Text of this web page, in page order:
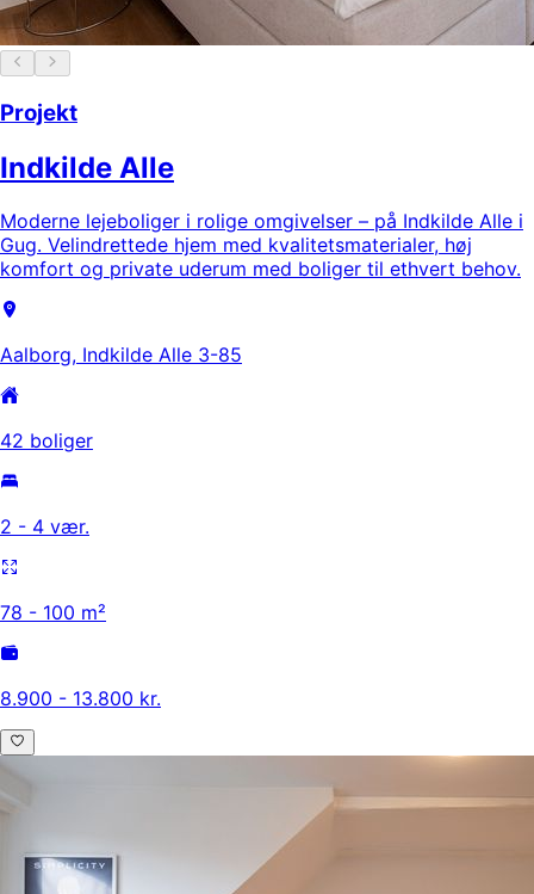
Projekt
Indkilde Alle
Moderne lejeboliger i rolige omgivelser – på Indkilde Alle i
Gug. Velindrettede hjem med kvalitetsmaterialer, høj
komfort og private uderum med boliger til ethvert behov.
Aalborg, Indkilde Alle 3-85
42 boliger
2 - 4 vær.
78 - 100 m²
8.900 - 13.800 kr.